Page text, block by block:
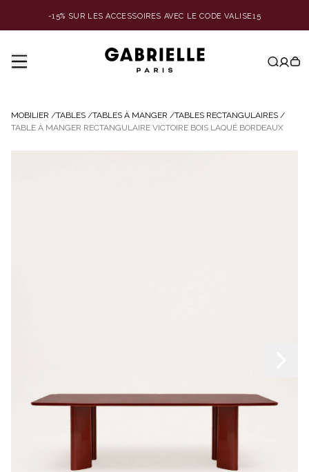
-15% SUR LES ACCESSOIRES AVEC LE CODE VALISE15
MOBILIER /TABLES /TABLES À MANGER /TABLES RECTANGULAIRES /
TABLE À MANGER RECTANGULAIRE VICTOIRE BOIS LAQUÉ BORDEAUX